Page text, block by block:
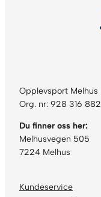
Opplevsport Melhus
Org. nr: 928 316 882
Du finner oss her:
Melhusvegen 505
7224 Melhus
Kundeservice